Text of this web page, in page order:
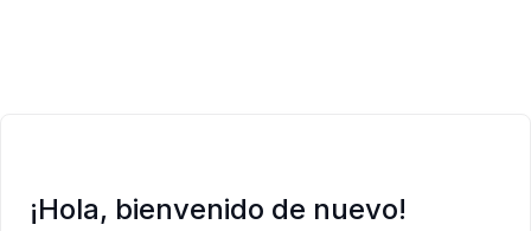
¡Hola, bienvenido de nuevo!